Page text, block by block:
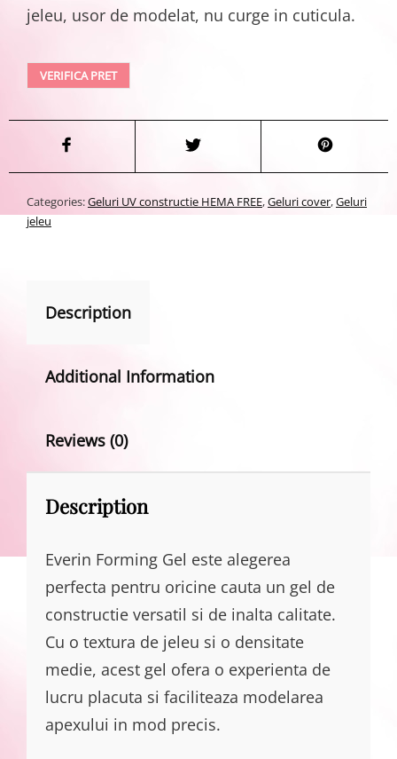
jeleu, usor de modelat, nu curge in cuticula.
VERIFICA PRET
Categories:Geluri UV constructie HEMA FREE,Geluri cover,Geluri
jeleu
Description
Additional Information
Reviews (0)
Description
Everin Forming Gel este alegerea
perfecta pentru oricine cauta un gel de
constructie versatil si de inalta calitate.
Cu o textura de jeleu si o densitate
medie, acest gel ofera o experienta de
lucru placuta si faciliteaza modelarea
apexului in mod precis.